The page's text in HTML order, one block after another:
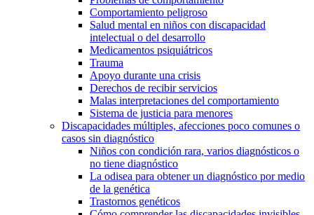
Comportamiento peligroso
Salud mental en niños con discapacidad
intelectual o del desarrollo
Medicamentos psiquiátricos
Trauma
Apoyo durante una crisis
Derechos de recibir servicios
Malas interpretaciones del comportamiento
Sistema de justicia para menores
Discapacidades múltiples, afecciones poco comunes o
casos sin diagnóstico
Niños con condición rara, varios diagnósticos o
no tiene diagnóstico
La odisea para obtener un diagnóstico por medio
de la genética
Trastornos genéticos